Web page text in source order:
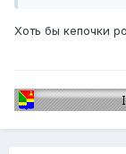
Хоть бы кепочки